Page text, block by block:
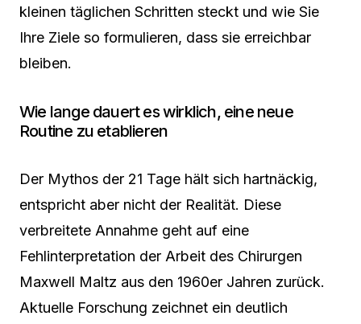
kleinen täglichen Schritten steckt und wie Sie
Ihre Ziele so formulieren, dass sie erreichbar
bleiben.
Wie lange dauert es wirklich, eine neue
Routine zu etablieren
Der Mythos der 21 Tage hält sich hartnäckig,
entspricht aber nicht der Realität. Diese
verbreitete Annahme geht auf eine
Fehlinterpretation der Arbeit des Chirurgen
Maxwell Maltz aus den 1960er Jahren zurück.
Aktuelle Forschung zeichnet ein deutlich